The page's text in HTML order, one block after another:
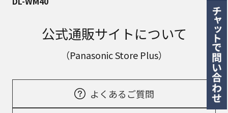
公式通販サイトについて
（Panasonic Store Plus）
よくあるご質問